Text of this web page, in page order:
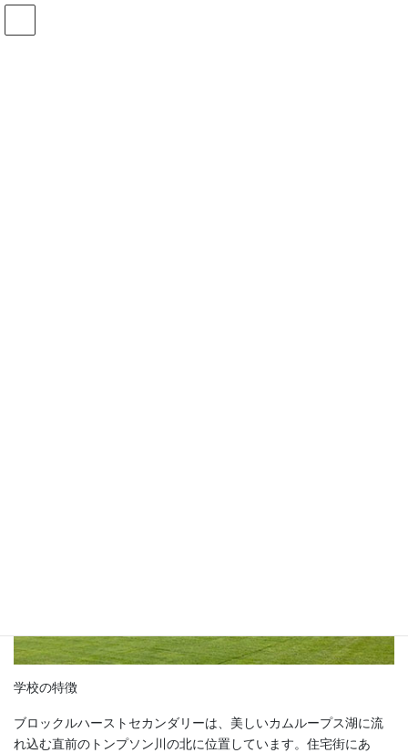
コ
ナ
学校の特徴
ブロックルハーストセカンダリーは、美しいカムループス湖に流
れ込む直前のトンプソン川の北に位置しています。住宅街にあ